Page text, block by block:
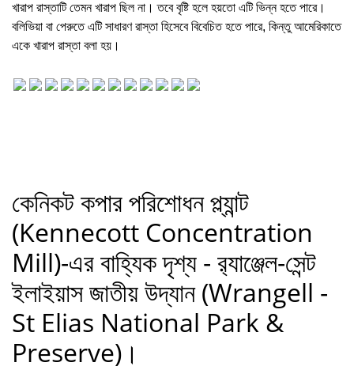
খারাপ রাস্তাটি তেমন খারাপ ছিল না। তবে বৃষ্টি হলে হয়তো এটি ভিন্ন হতে পারে।
বলিভিয়া বা পেরুতে এটি সাধারণ রাস্তা হিসেবে বিবেচিত হতে পারে, কিন্তু আমেরিকাতে
একে খারাপ রাস্তা বলা হয়।
কেনিকট কপার পরিশোধন প্ল্যান্ট
(Kennecott Concentration
Mill)-এর বাহ্যিক দৃশ্য - র‍্যাঞ্জেল-সেন্ট
ইলাইয়াস জাতীয় উদ্যান (Wrangell -
St Elias National Park &
Preserve)।